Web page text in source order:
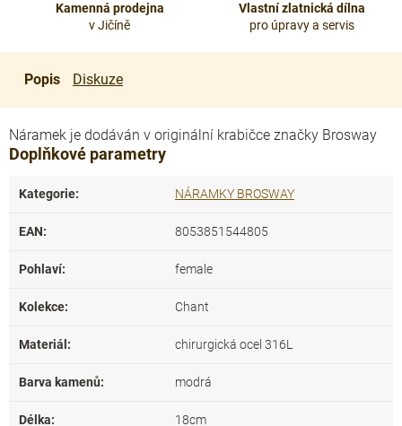
Kamenná prodejna
v Jičíně
Vlastní zlatnická dílna
pro úpravy a servis
Popis Diskuze
Náramek je dodáván v originální krabičce značky Brosway
Doplňkové parametry
Kategorie: NÁRAMKY BROSWAY
EAN: 8053851544805
Pohlaví: female
Kolekce: Chant
Materiál : chirurgická ocel 316L
Barva kamenů: modrá
Délka: 18cm